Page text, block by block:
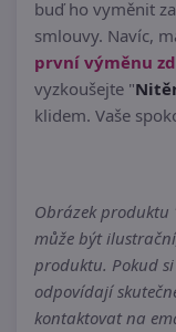
buď ho vyměnit
smlouvy. Navíc,
první výměnu
vyzkoušejte "
klidem. Vaše
Obrázek produktu
může být
produktu. Pokud
odpovídají
kontaktovat na